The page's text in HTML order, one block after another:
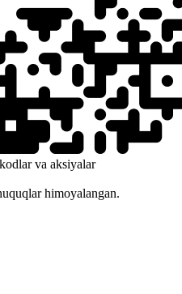
va aksiyalar
himoyalangan.